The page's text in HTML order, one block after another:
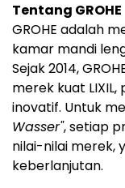
Tentang GROHE
GROHE adalah
kamar mandi
Sejak 2014,
merek kuat
inovatif. Untuk
Wasser", setiap
nilai-nilai merek,
keberlanjutan.